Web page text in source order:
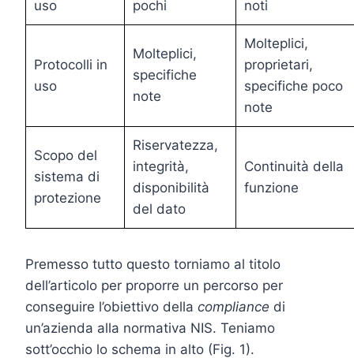
uso pochi noti
Protocolli in
uso
Molteplici,
specifiche
note
Molteplici,
proprietari,
specifiche poco
note
Scopo del
sistema di
protezione
Riservatezza,
integrità,
disponibilità
del dato
Continuità della
funzione
Premesso tutto questo torniamo al titolo
dell’articolo per proporre un percorso per
conseguire l’obiettivo della compliance di
un’azienda alla normativa NIS. Teniamo
sott’occhio lo schema in alto (Fig. 1).